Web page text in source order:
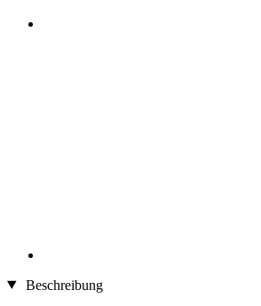
Beschreibung